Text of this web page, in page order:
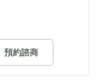
預約諮商